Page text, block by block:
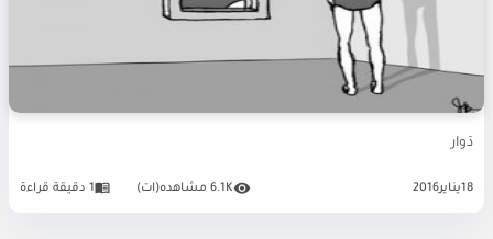
دَوار
18يناير2016 6.1K مشاهده(ات) 1 دقيقة قراءة